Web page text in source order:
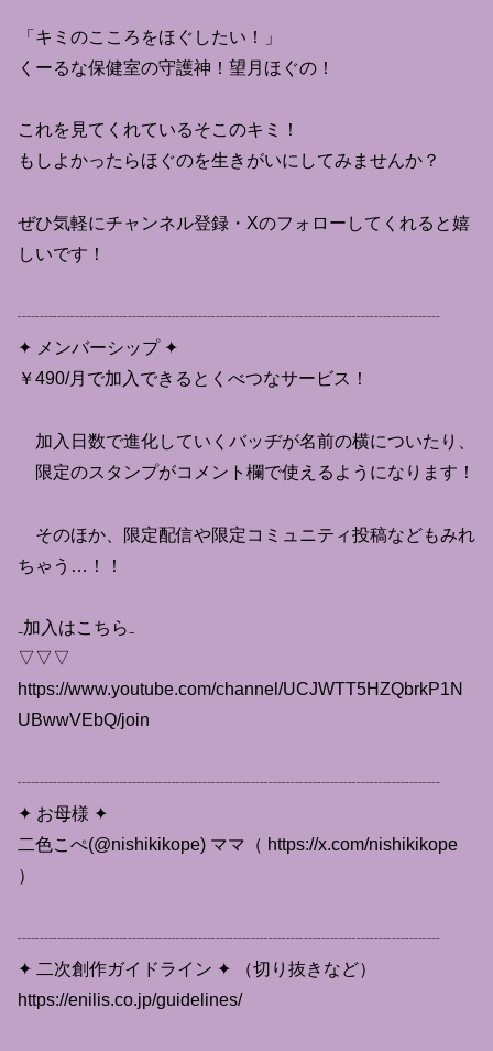
「キミのこころをほぐしたい！」
くーるな保健室の守護神！望月ほぐの！
これを見てくれているそこのキミ！
もしよかったらほぐのを生きがいにしてみませんか？
ぜひ気軽にチャンネル登録・Xのフォローしてくれると嬉
しいです！
┈┈┈┈┈┈┈┈┈┈┈┈┈┈┈┈┈┈┈┈┈┈┈┈
✦ メンバーシップ ✦
￥490/月で加入できるとくべつなサービス！
加入日数で進化していくバッヂが名前の横についたり、
限定のスタンプがコメント欄で使えるようになります！
そのほか、限定配信や限定コミュニティ投稿などもみれ
ちゃう…！！
₋加入はこちら₋
▽▽▽
https://www.youtube.com/channel/UCJWTT5HZQbrkP1N
UBwwVEbQ/join
┈┈┈┈┈┈┈┈┈┈┈┈┈┈┈┈┈┈┈┈┈┈┈┈
✦ お母様 ✦
二色こぺ(@nishikikope) ママ（ https://x.com/nishikikope
）
┈┈┈┈┈┈┈┈┈┈┈┈┈┈┈┈┈┈┈┈┈┈┈┈
✦ 二次創作ガイドライン ✦ （切り抜きなど）
https://enilis.co.jp/guidelines/